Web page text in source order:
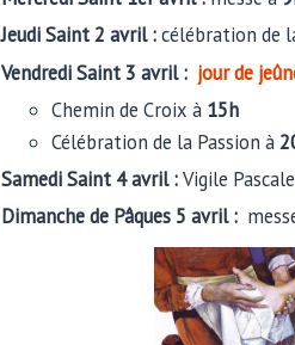
Jeudi Saint 2 avril :célébration de
Vendredi Saint 3 avril : jour de
Chemin de Croix à 15h
Célébration de la Passion à
Samedi Saint 4 avril :Vigile
Dimanche de Pâques 5 avril :